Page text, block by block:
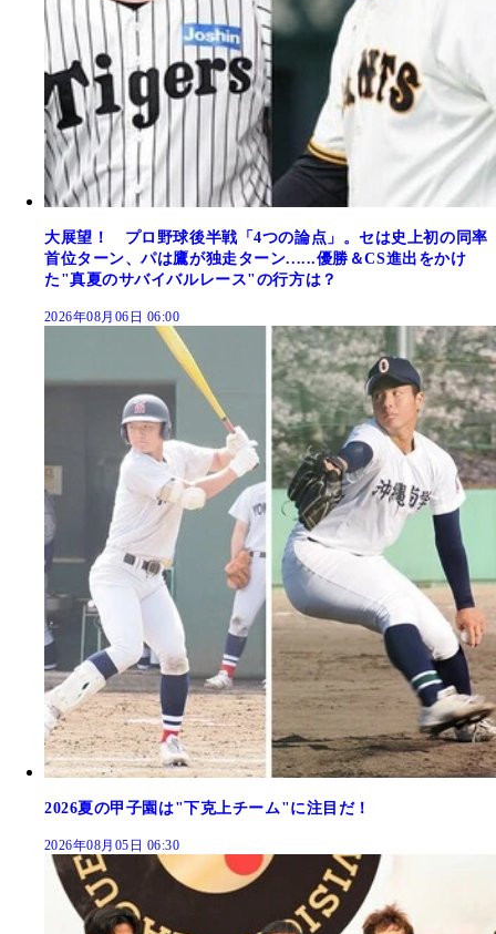
大展望！ プロ野球後半戦「4つの論点」。セは史上初の同率
首位ターン、パは鷹が独走ターン......優勝＆CS進出をかけ
た"真夏のサバイバルレース"の行方は？
2026年08月06日 06:00
2026夏の甲子園は"下克上チーム"に注目だ！
2026年08月05日 06:30